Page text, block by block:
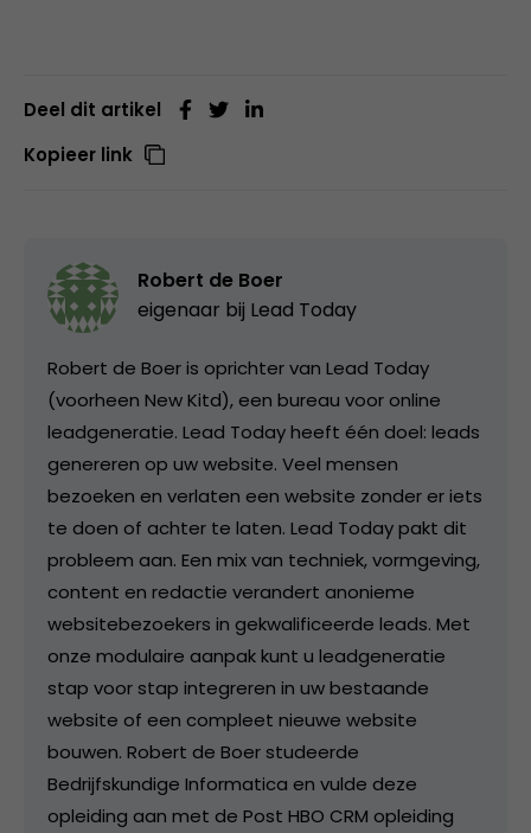
Deel dit artikel
Kopieer link
Robert de Boer
eigenaar bij Lead Today
Robert de Boer is oprichter van Lead Today
(voorheen New Kitd), een bureau voor online
leadgeneratie. Lead Today heeft één doel: leads
genereren op uw website. Veel mensen
bezoeken en verlaten een website zonder er iets
te doen of achter te laten. Lead Today pakt dit
probleem aan. Een mix van techniek, vormgeving,
content en redactie verandert anonieme
websitebezoekers in gekwalificeerde leads. Met
onze modulaire aanpak kunt u leadgeneratie
stap voor stap integreren in uw bestaande
website of een compleet nieuwe website
bouwen. Robert de Boer studeerde
Bedrijfskundige Informatica en vulde deze
opleiding aan met de Post HBO CRM opleiding